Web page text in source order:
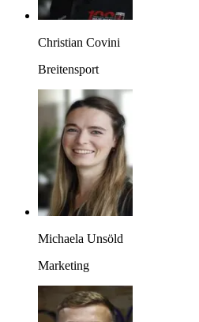
Christian Covini
Breitensport
Michaela Unsöld
Marketing